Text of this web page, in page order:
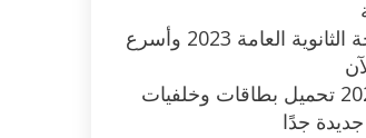
موعد ظهور نتيجة الثانوية العامة 2023 وأسرع
صور رمضان 2023 تحميل بطاقات وخلفيات
جدًا